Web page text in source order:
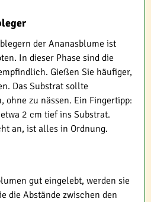
der Ananasblume ist
In dieser Phase sind die
Gießen Sie häufiger,
Das Substrat sollte
zu nässen. Ein Fingertipp:
2 cm tief ins Substrat.
an, ist alles in Ordnung.
gut eingelebt, werden sie
die Abstände zwischen den